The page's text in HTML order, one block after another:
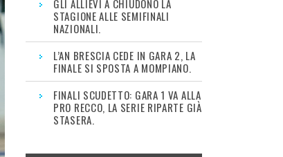
GLI ALLIEVI A CHIUDONO LA
STAGIONE ALLE SEMIFINALI
NAZIONALI.
L’AN BRESCIA CEDE IN GARA 2, LA
FINALE SI SPOSTA A MOMPIANO.
FINALI SCUDETTO: GARA 1 VA ALLA
PRO RECCO, LA SERIE RIPARTE GIÀ
STASERA.